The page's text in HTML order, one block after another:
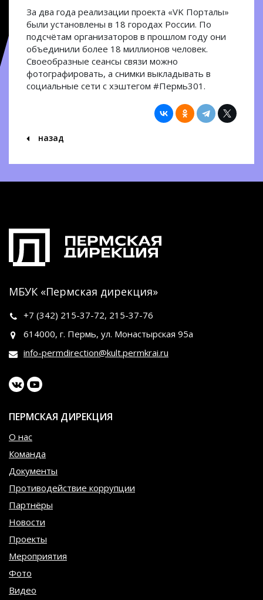
За два года реализации проекта «VK Порталы»
были установлены в 18 городах России. По
подсчётам организаторов в прошлом году они
объединили более 18 миллионов человек.
Своеобразные сеансы связи можно
фотографировать, а снимки выкладывать в
социальные сети с хэштегом #Пермь301.
назад
МБУК «Пермская дирекция»
+7 (342) 215-37-72, 215-37-76
614000, г. Пермь, ул. Монастырская 95а
info-permdirection@kult.permkrai.ru
ПЕРМСКАЯ ДИРЕКЦИЯ
О нас
Команда
Документы
Противодействие коррупции
Партнёры
Новости
Проекты
Мероприятия
Фото
Видео